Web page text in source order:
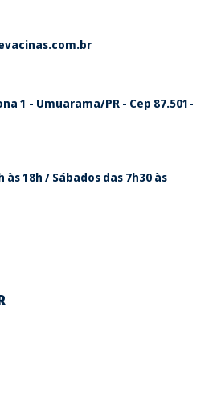
1 - Umuarama/PR - Cep 87.501-
18h / Sábados das 7h30 às